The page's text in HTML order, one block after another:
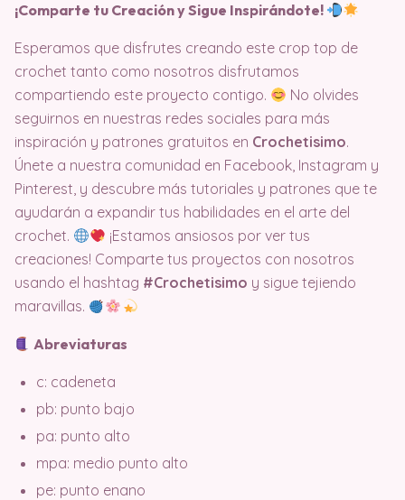
¡Comparte tu Creación y Sigue Inspirándote!
Esperamos que disfrutes creando este crop top de
crochet tanto como nosotros disfrutamos
compartiendo este proyecto contigo.
No olvides
seguirnos en nuestras redes sociales para más
inspiración y patrones gratuitos en Crochetisimo.
Únete a nuestra comunidad en Facebook, Instagram y
Pinterest, y descubre más tutoriales y patrones que te
ayudarán a expandir tus habilidades en el arte del
crochet.
¡Estamos ansiosos por ver tus
creaciones! Comparte tus proyectos con nosotros
usando el hashtag #Crochetisimo y sigue tejiendo
maravillas.
Abreviaturas
c: cadeneta
pb: punto bajo
pa: punto alto
mpa: medio punto alto
pe: punto enano